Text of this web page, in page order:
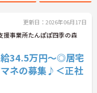
更新日：2026年06月17日
援事業所たんぽぽ四季の森
給34.5万円～◎居宅
ネの募集♪＜正社